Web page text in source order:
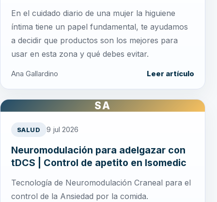
En el cuidado diario de una mujer la higuiene
íntima tiene un papel fundamental, te ayudamos
a decidir que productos son los mejores para
usar en esta zona y qué debes evitar.
Ana Gallardino Leer artículo
SA
SALUD 9 jul 2026
Neuromodulación para adelgazar con
tDCS | Control de apetito en Isomedic
Tecnología de Neuromodulación Craneal para el
control de la Ansiedad por la comida.